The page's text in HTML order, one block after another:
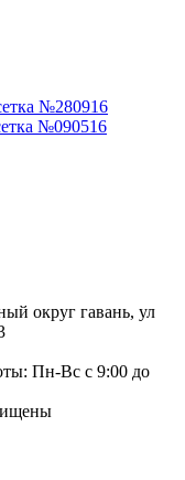
№280916
№090516
округ гавань, ул
Пн-Вс с 9:00 до